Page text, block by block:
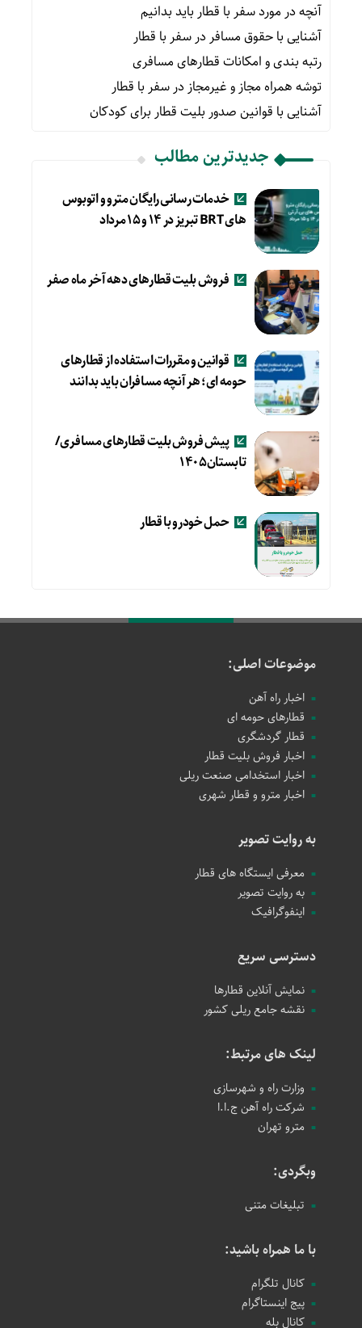
آنچه در مورد سفر با قطار باید بدانیم
آشنایی با حقوق مسافر در سفر با قطار
رتبه بندی و امکانات قطارهای مسافری
توشه همراه مجاز و غیرمجاز در سفر با قطار
آشنایی با قوانین صدور بلیت قطار برای کودکان
جدیدترین مطالب
خدمات رسانی رایگان مترو و اتوبوس
های BRT تبریز در ۱۴ و ۱۵ مرداد
فروش بلیت قطارهای دهه آخر ماه صفر
قوانین و مقررات استفاده از قطارهای
حومه ای؛ هر آنچه مسافران باید بدانند
پیش فروش بلیت قطارهای مسافری/
تابستان۱۴۰۵
حمل خودرو با قطار
موضوعات اصلی:
اخبار راه آهن
قطارهای حومه ای
قطار گردشگری
اخبار فروش بلیت قطار
اخبار استخدامی صنعت ریلی
اخبار مترو و قطار شهری
به روایت تصویر
معرفی ایستگاه های قطار
به روایت تصویر
اینفوگرافیک
دسترسی سریع
نمایش آنلاین قطارها
نقشه جامع ریلی کشور
لینک های مرتبط:
وزارت راه و شهرسازی
شرکت راه آهن ج.ا.ا
مترو تهران
وبگردی:
تبلیغات متنی
با ما همراه باشید:
کانال تلگرام
پیج اینستاگرام
کانال بله